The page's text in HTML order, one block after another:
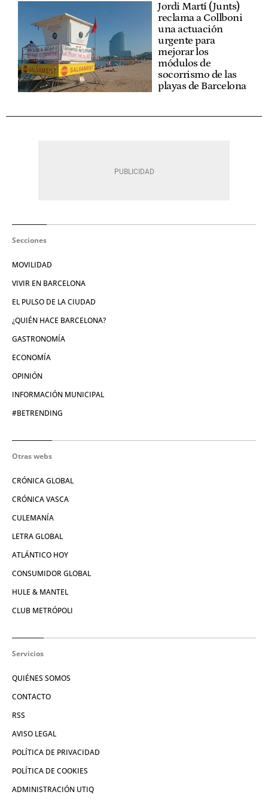
Jordi Martí (Junts)
reclama a Collboni
una actuación
urgente para
mejorar los
módulos de
socorrismo de las
playas de Barcelona
Secciones
MOVILIDAD
VIVIR EN BARCELONA
EL PULSO DE LA CIUDAD
¿QUIÉN HACE BARCELONA?
GASTRONOMÍA
ECONOMÍA
OPINIÓN
INFORMACIÓN MUNICIPAL
#BETRENDING
Otras webs
CRÓNICA GLOBAL
CRÓNICA VASCA
CULEMANÍA
LETRA GLOBAL
ATLÁNTICO HOY
CONSUMIDOR GLOBAL
HULE & MANTEL
CLUB METRÓPOLI
Servicios
QUIÉNES SOMOS
CONTACTO
RSS
AVISO LEGAL
POLÍTICA DE PRIVACIDAD
POLÍTICA DE COOKIES
ADMINISTRACIÓN UTIQ